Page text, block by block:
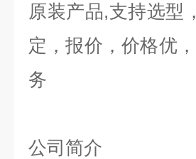
原装产品,支持选型
定，报价，价格优
务
公司简介